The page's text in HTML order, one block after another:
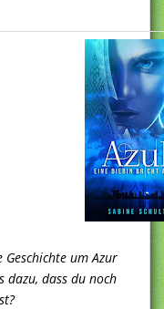
um Azur
dazu, dass du noch